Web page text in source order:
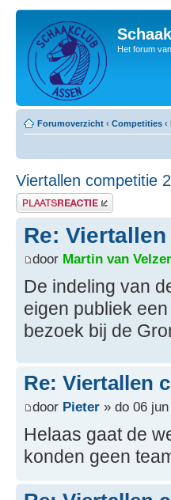
Het forum
Forumoverzicht ‹ Competities ‹
Viertallen competitie
Plaats een reactie
Re:
door Martin van
De indeling van
eigen publiek
bezoek bij de
Re: Viertallen
door Pieter » do 06
Helaas gaat de
konden geen